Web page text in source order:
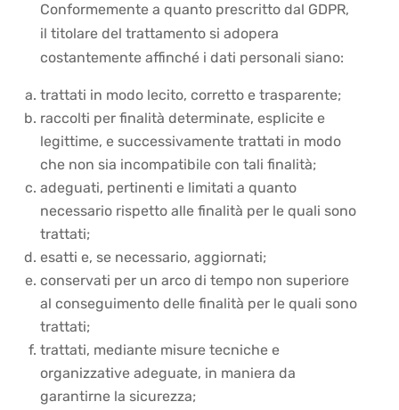
Conformemente a quanto prescritto dal GDPR,
il titolare del trattamento si adopera
costantemente affinché i dati personali siano:
trattati in modo lecito, corretto e trasparente;
raccolti per finalità determinate, esplicite e
legittime, e successivamente trattati in modo
che non sia incompatibile con tali finalità;
adeguati, pertinenti e limitati a quanto
necessario rispetto alle finalità per le quali sono
trattati;
esatti e, se necessario, aggiornati;
conservati per un arco di tempo non superiore
al conseguimento delle finalità per le quali sono
trattati;
trattati, mediante misure tecniche e
organizzative adeguate, in maniera da
garantirne la sicurezza;